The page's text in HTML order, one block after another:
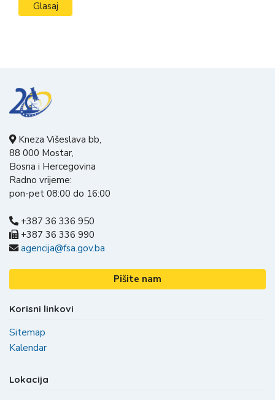
Kneza Višeslava bb,
88 000 Mostar,
Bosna i Hercegovina
Radno vrijeme:
pon-pet 08:00 do 16:00
+387 36 336 950
+387 36 336 990
agencija@fsa.gov.ba
Pišite nam
Korisni linkovi
Sitemap
Kalendar
Lokacija